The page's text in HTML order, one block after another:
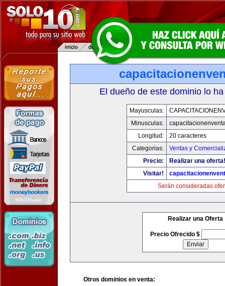
El dueño de este dominio lo
Mayusculas:
Minusculas:
Longitud:
20 caracteres
Categorias:
Ventas y
Precio:
Realizar una oferta!
Visitar!
Serán consideradas
Realizar una Oferta
Precio Ofrecido $
Otros dominios en venta: